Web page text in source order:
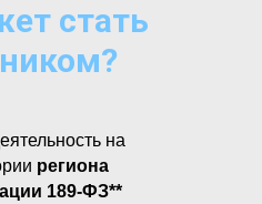
стать
на
региона
189-ФЗ**